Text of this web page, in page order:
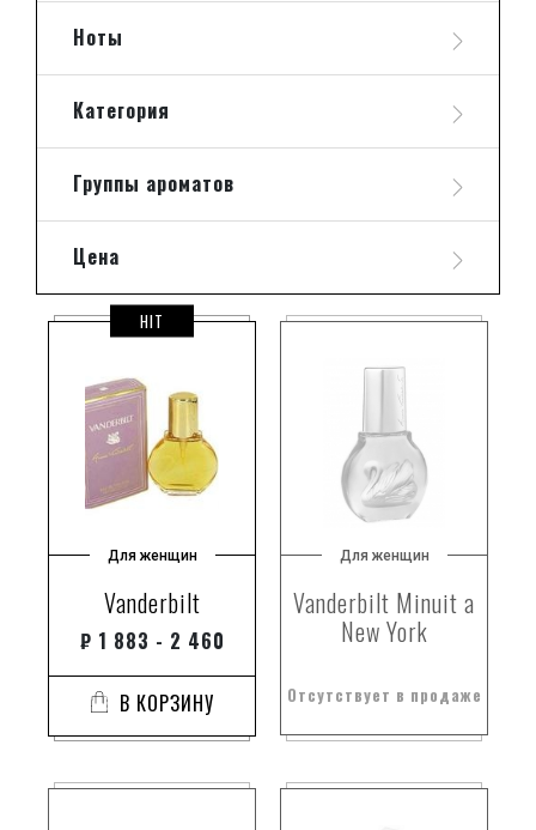
Ноты
Категория
Группы ароматов
Цена
HIT
Для женщин
Vanderbilt
₽ 1 883 - 2 460
В КОРЗИНУ
Для женщин
Vanderbilt Minuit a
New York
Отсутствует в продаже